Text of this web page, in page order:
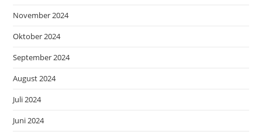
November 2024
Oktober 2024
September 2024
August 2024
Juli 2024
Juni 2024